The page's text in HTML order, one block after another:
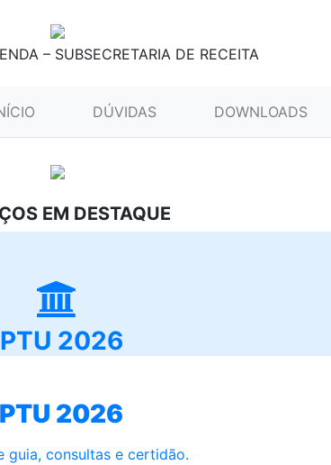
– SUBSECRETARIA DE RECEITA
(CURRENT)DÚVIDAS DOWNLOADS
EM DESTAQUE
2026
2026
guia, consultas e certidão.